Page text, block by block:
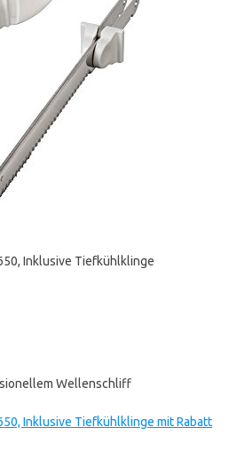
Inklusive Tiefkühlklinge
Wellenschliff
Inklusive Tiefkühlklinge mit Rabatt